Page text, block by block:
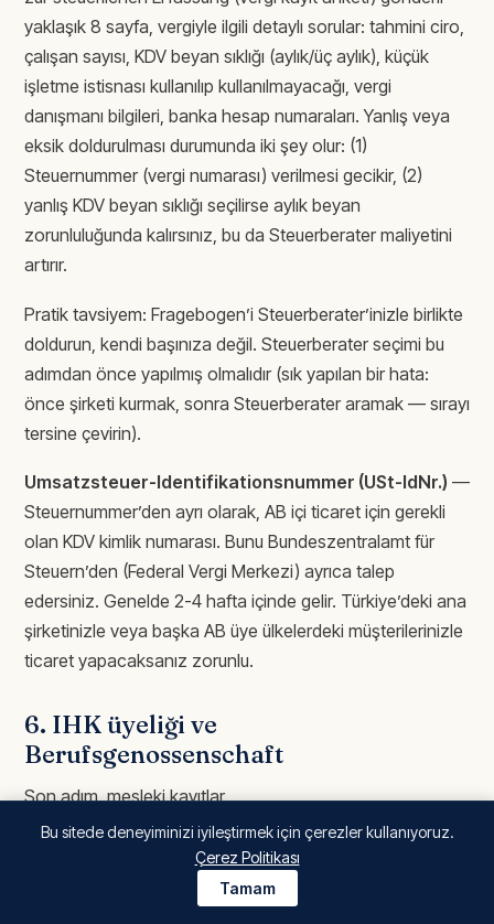
yaklaşık 8 sayfa, vergiyle ilgili detaylı sorular: tahmini ciro,
çalışan sayısı, KDV beyan sıklığı (aylık/üç aylık), küçük
işletme istisnası kullanılıp kullanılmayacağı, vergi
danışmanı bilgileri, banka hesap numaraları. Yanlış veya
eksik doldurulması durumunda iki şey olur: (1)
Steuernummer (vergi numarası) verilmesi gecikir, (2)
yanlış KDV beyan sıklığı seçilirse aylık beyan
zorunluluğunda kalırsınız, bu da Steuerberater maliyetini
artırır.
Pratik tavsiyem: Fragebogen’i Steuerberater’inizle birlikte
doldurun, kendi başınıza değil. Steuerberater seçimi bu
adımdan önce yapılmış olmalıdır (sık yapılan bir hata:
önce şirketi kurmak, sonra Steuerberater aramak — sırayı
tersine çevirin).
Umsatzsteuer-Identifikationsnummer (USt-IdNr.) —
Steuernummer’den ayrı olarak, AB içi ticaret için gerekli
olan KDV kimlik numarası. Bunu Bundeszentralamt für
Steuern’den (Federal Vergi Merkezi) ayrıca talep
edersiniz. Genelde 2-4 hafta içinde gelir. Türkiye’deki ana
şirketinizle veya başka AB üye ülkelerdeki müşterilerinizle
ticaret yapacaksanız zorunlu.
6. IHK üyeliği ve
Berufsgenossenschaft
Son adım, mesleki kayıtlar.
IHK üyeliği(Industrie- und Handelskammer, Sanayi ve
Ticaret Odası) — Almanya’da ticari faaliyet gösteren her
GmbH için zorunludur, opsiyonel değildir. IHK size üyelik
Bu sitede deneyiminizi iyileştirmek için çerezler kullanıyoruz.
Çerez Politikası
Tamam